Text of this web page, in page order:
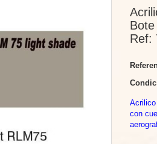
Ref:
con